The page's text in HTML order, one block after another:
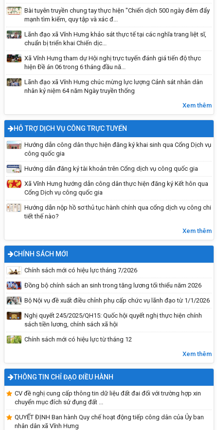
Bài tuyên truyền chung tay thực hiện "Chiến dịch 500 ngày đêm đẩy
mạnh tìm kiếm, quy tập và xác đ...
Lãnh đạo xã Vĩnh Hưng khảo sát thực tế tại các nghĩa trang liệt sĩ,
chuẩn bị triển khai Chiến dịc...
Xã Vĩnh Hưng tham dự Hội nghị trực tuyến đánh giá tiến độ thực
hiện Đề án 06 trong 6 tháng đầu nă...
Lãnh đạo xã Vĩnh Hưng chúc mừng lực lượng Cảnh sát nhân dân
nhân kỷ niệm 64 năm Ngày truyền thống
Xem thêm
HỖ TRỢ DỊCH VỤ CÔNG TRỰC TUYẾN
Hướng dẫn công dân thực hiện đăng ký khai sinh qua Cổng Dịch vụ
công quốc gia
Hướng dẫn đăng ký tài khoản trên Cổng dịch vụ công quốc gia
Xã Vĩnh Hưng hướng dẫn công dân thực hiện đăng ký Kết hôn qua
Cổng Dịch vụ công quốc gia
Hướng dẫn nộp hồ sơ thủ tục hành chính qua cổng dịch vụ công chi
tiết thế nào?
Xem thêm
CHÍNH SÁCH MỚI
Chính sách mới có hiệu lực tháng 7/2026
Đồng bộ chính sách an sinh trong tăng lương tối thiểu năm 2026
Bộ Nội vụ đề xuất điều chỉnh phụ cấp chức vụ lãnh đạo từ 1/1/2026
Nghị quyết 245/2025/QH15: Quốc hội quyết nghị thực hiện chính
sách tiền lương, chính sách xã hội
Chính sách mới có hiệu lực từ tháng 12
Xem thêm
THÔNG TIN CHỈ ĐẠO ĐIỀU HÀNH
CV đề nghị cung cấp thông tin dữ liệu đất đai đối với trường hợp xin
chuyển mục đích sử đụng đất ...
QUYẾT ĐỊNH Ban hành Quy chế hoạt động tiếp công dân của Ủy ban
nhân dân xã Vĩnh Hưng
Tiêu chuẩn của ĐBQH khóa XVI và đại biểu
HĐND các cấp nhiệm kỳ 2026-2031
Một số nguyên tắc, trình tự bỏ phiếu, nội quy
phòng bỏ phiếu